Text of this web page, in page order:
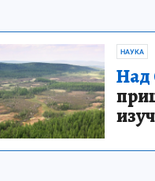
НАУКА
Над